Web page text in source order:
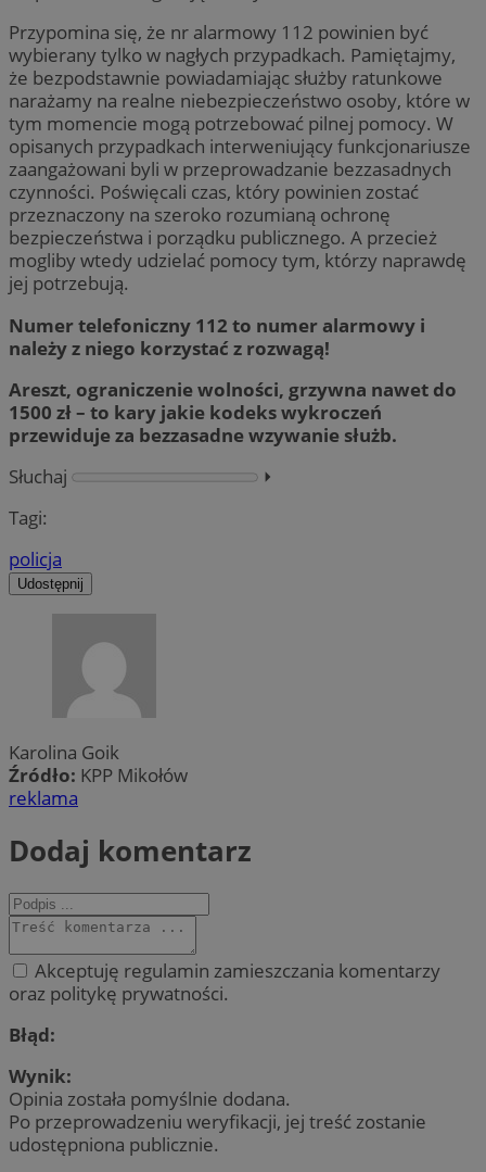
Przypomina się, że nr alarmowy 112 powinien być
wybierany tylko w nagłych przypadkach. Pamiętajmy,
że bezpodstawnie powiadamiając służby ratunkowe
narażamy na realne niebezpieczeństwo osoby, które w
tym momencie mogą potrzebować pilnej pomocy. W
opisanych przypadkach interweniujący funkcjonariusze
zaangażowani byli w przeprowadzanie bezzasadnych
czynności. Poświęcali czas, który powinien zostać
przeznaczony na szeroko rozumianą ochronę
bezpieczeństwa i porządku publicznego. A przecież
mogliby wtedy udzielać pomocy tym, którzy naprawdę
jej potrzebują.
Numer telefoniczny 112 to numer alarmowy i
należy z niego korzystać z rozwagą!
Areszt, ograniczenie wolności, grzywna nawet do
1500 zł – to kary jakie kodeks wykroczeń
przewiduje za bezzasadne wzywanie służb.
Słuchaj
⏵︎
Tagi:
policja
Udostępnij
Karolina Goik
Źródło: KPP Mikołów
reklama
Dodaj komentarz
Akceptuję regulamin zamieszczania komentarzy
oraz politykę prywatności.
Błąd:
Wynik:
Opinia została pomyślnie dodana.
Po przeprowadzeniu weryfikacji, jej treść zostanie
udostępniona publicznie.